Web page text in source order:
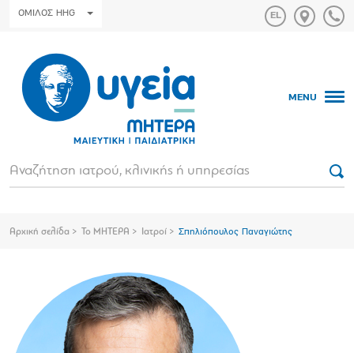
ΟΜΙΛΟΣ HHG
MENU
Αρχική σελίδα Το ΜΗΤΕΡΑ Ιατροί Σπηλιόπουλος Παναγιώτης